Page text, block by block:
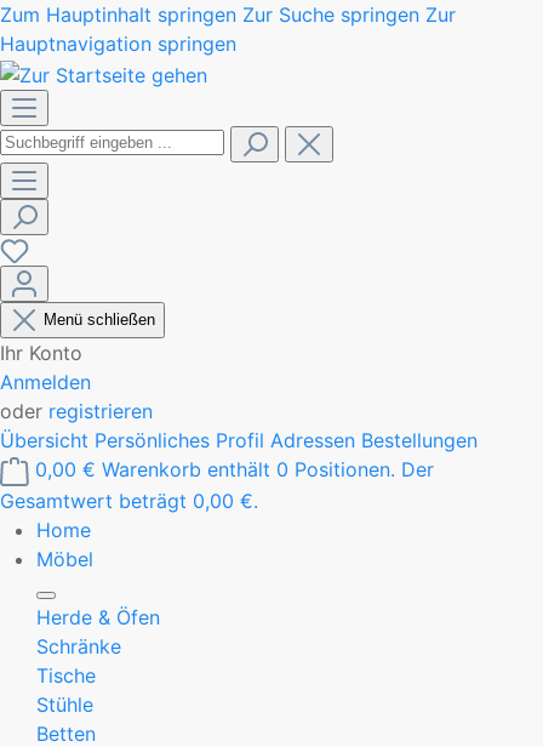
Zum Hauptinhalt springen Zur Suche springen Zur
Hauptnavigation springen
Menü schließen
Ihr Konto
Anmelden
oder registrieren
Übersicht Persönliches Profil Adressen Bestellungen
0,00 € Warenkorb enthält 0 Positionen. Der
Gesamtwert beträgt 0,00 €.
Home
Möbel
Herde & Öfen
Schränke
Tische
Stühle
Betten